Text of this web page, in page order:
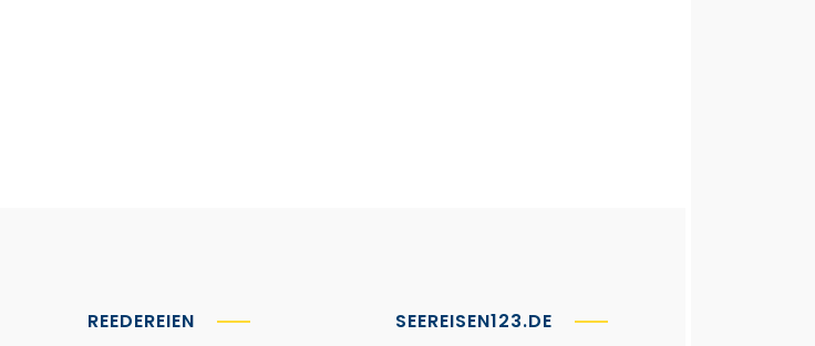
REEDEREIEN SEEREISEN123.DE